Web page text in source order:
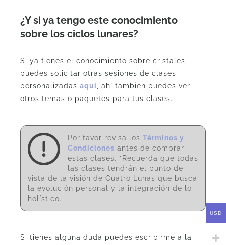
¿Y si ya tengo este conocimiento
sobre los ciclos lunares?
Si ya tienes el conocimiento sobre cristales,
puedes solicitar otras sesiones de clases
personalizadas aquí , ahí también puedes ver
otros temas o paquetes para tus clases.
Por favor revisa los Términos y
Condiciones antes de comprar
estas clases. *Recuerda que todas
las clases tendrán el punto de
vista de la visión de Cuatro Lunas que busca
la evolución personal y la integración de lo
holístico.
Si tienes alguna duda puedes escribirme a la
USD